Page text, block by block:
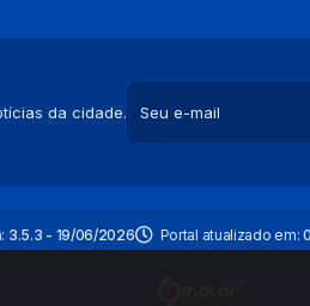
da cidade.
3.5.3 - 19/06/2026 Portal atualizado em: